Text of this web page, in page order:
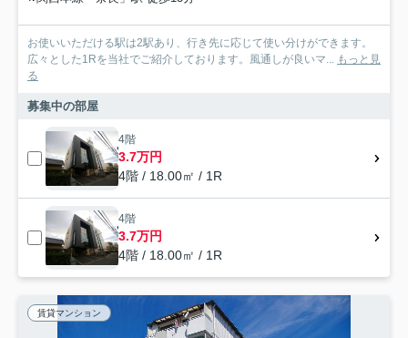
お使いいただける駅は2駅あり、行き先に応じて使い分けができます。
広々とした1Rを当社でご紹介しております。風通しが良いマ... もっと見
る
募集中の部屋
4階
3.7万円
4階 / 18.00㎡ / 1R
4階
3.7万円
4階 / 18.00㎡ / 1R
賃貸マンション